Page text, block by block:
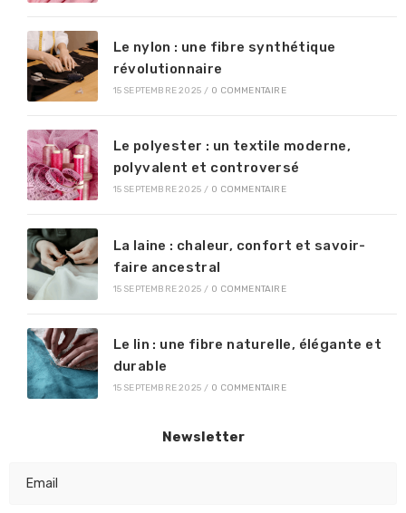
Le nylon : une fibre synthétique
révolutionnaire
15 SEPTEMBRE 2025 / 0 COMMENTAIRE
Le polyester : un textile moderne,
polyvalent et controversé
15 SEPTEMBRE 2025 / 0 COMMENTAIRE
La laine : chaleur, confort et savoir-
faire ancestral
15 SEPTEMBRE 2025 / 0 COMMENTAIRE
Le lin : une fibre naturelle, élégante et
durable
15 SEPTEMBRE 2025 / 0 COMMENTAIRE
Newsletter